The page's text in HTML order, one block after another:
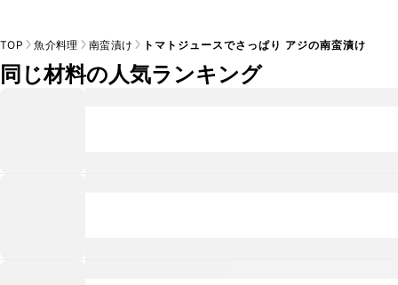
TOP 魚介料理 南蛮漬け トマトジュースでさっぱり アジの南蛮漬け
同じ材料の人気ランキング